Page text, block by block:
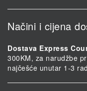
Načini i cijena
Dostava Express
300KM, za narudžbe
najčešće unutar 1-3